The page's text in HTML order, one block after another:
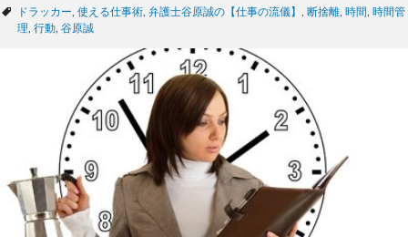
テ
ゴ
タ
グ
ドラッカー 使える仕事術 弁護士谷原誠の【仕事の流儀】 断捨離 時間
時間管
理 行動 谷原誠